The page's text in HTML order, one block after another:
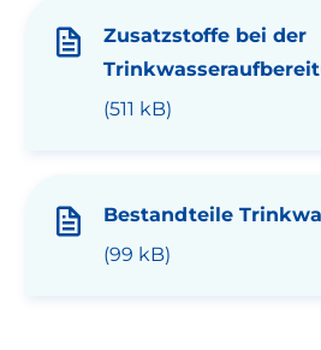
Zusatzstoffe bei der
(511 kB)
Bestandteile
(99 kB)